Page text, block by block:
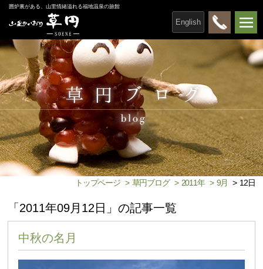
囲炉裏がある、山里情緒溢れる福地温泉の旅館
English
トップページ > 草円ブログ > 2011年 > 9月 > 12日
「2011年09月12日」の記事一覧
中秋の名月